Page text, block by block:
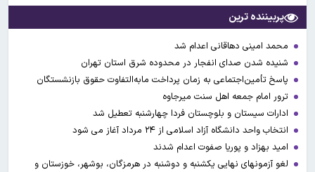
پربیننده ترین
محمد امینی دهاقانی اعدام شد
شنیده شدن صدای انفجار در محدوده شرق استان تهران
پاسخ تأمین‌اجتماعی به زمان پرداخت مابه‌التفاوت حقوق بازنشستگان
ترور امام جمعه اهل سنت میرجاوه
ادارات سیستان و بلوچستان فردا چهارشنبه تعطیل شد
انتخاب واحد دانشگاه آزاد اسلامی از ۲۴ مرداد آغاز می شود
امید بهزاد و پوریا صفوت اعدام شدند
لغو آزمونهای نهایی یکشنبه و دوشنبه در هرمزگان، بوشهر، خوزستان و